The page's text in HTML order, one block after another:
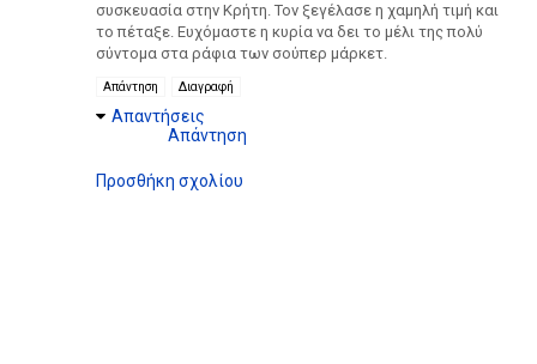
συσκευασία στην Κρήτη. Τον ξεγέλασε η χαμηλή τιμή και
το πέταξε. Ευχόμαστε η κυρία να δει το μέλι της πολύ
σύντομα στα ράφια των σούπερ μάρκετ.
Απάντηση Διαγραφή
Απαντήσεις
Απάντηση
Προσθήκη σχολίου